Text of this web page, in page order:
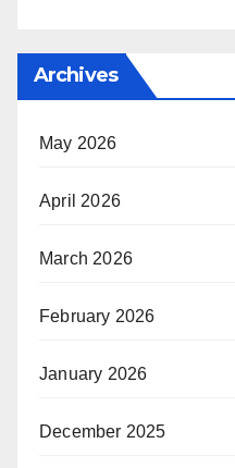
Archives
May 2026
April 2026
March 2026
February 2026
January 2026
December 2025